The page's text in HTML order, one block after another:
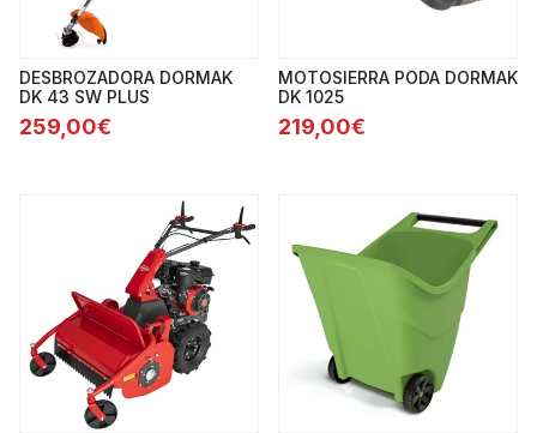
DESBROZADORA DORMAK
DK 43 SW PLUS
259,00€
MOTOSIERRA PODA DORMAK
DK 1025
219,00€